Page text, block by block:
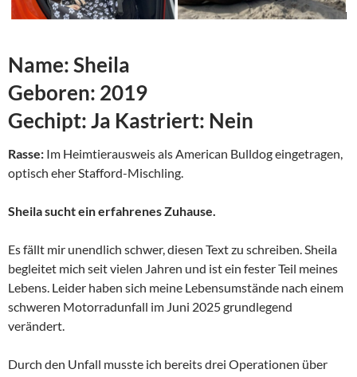
Name:Sheila
Geboren: 2019
Gechipt:Ja Kastriert: Nein
Rasse: Im Heimtierausweis als American Bulldog eingetragen,
optisch eher Stafford-Mischling.
Sheila sucht ein erfahrenes Zuhause.
Es fällt mir unendlich schwer, diesen Text zu schreiben. Sheila
begleitet mich seit vielen Jahren und ist ein fester Teil meines
Lebens. Leider haben sich meine Lebensumstände nach einem
schweren Motorradunfall im Juni 2025 grundlegend
verändert.
Durch den Unfall musste ich bereits drei Operationen über